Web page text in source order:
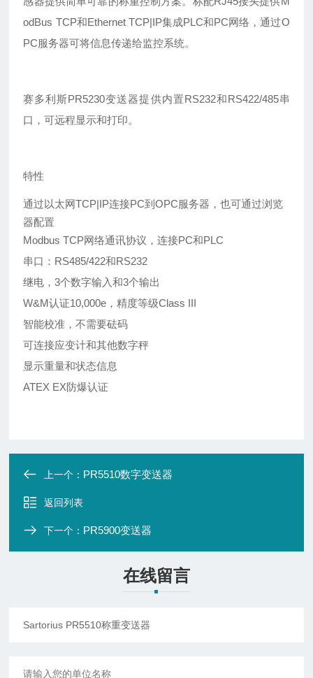
odBus TCP和Ethernet TCP|IP集成PLC和PC网络 ，通过O
PC服务器可将信息传递给监控系统。
赛多利斯PR5230变送器提供内置RS232和RS422/485串
口，可远程显示和打印。
特性
通过以太网TCP|IP连接PC到OPC服务器，也可通过浏览
器配置
Modbus TCP网络通讯协议，连接PC和PLC
串口：RS485/422和RS232
继电，3个数字输入和3个输出
W&M认证10,000e，精度等级Class III
智能校准，不需要砝码
可连接应变计和其他数字秤
显示重量和状态信息
ATEX EX防爆认证
上一个： PR5510数字变送器
返回列表
下一个： PR5900变送器
在线留言